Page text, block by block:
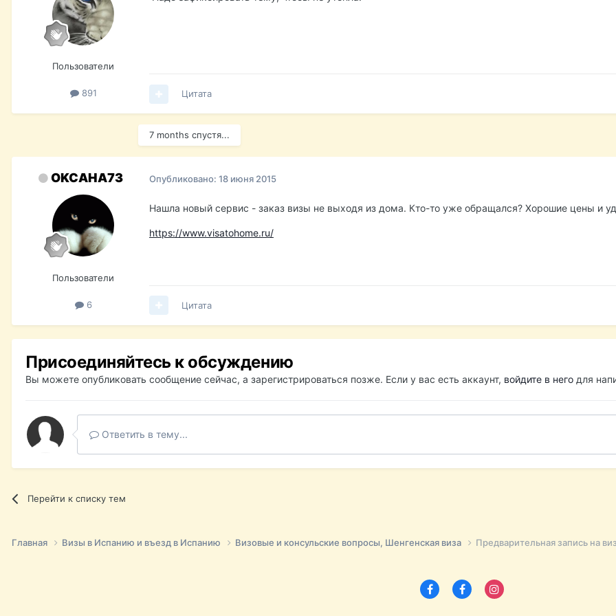
Пользователи
891 Цитата
7 months спустя...
OKCAHA73
Пользователи
6
Опубликовано: 18 июня 2015
Нашла новый сервис - заказ визы не выходя из дома. Кто-то уже обращался? Хорошие цены и
https://www.visatohome.ru/
Цитата
Присоединяйтесь к обсуждению
Вы можете опубликовать сообщение сейчас, а зарегистрироваться позже. Если у вас есть аккаунт, войдите в него для
Ответить в тему...
Перейти к списку тем
Главная Визы в Испанию и въезд в Испанию Визовые и консульские вопросы, Шенгенская виза Предварительная запись на